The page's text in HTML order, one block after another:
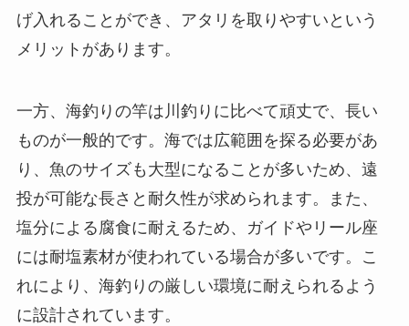
げ入れることができ、アタリを取りやすいという
メリットがあります。
一方、海釣りの竿は川釣りに比べて頑丈で、長い
ものが一般的です。海では広範囲を探る必要があ
り、魚のサイズも大型になることが多いため、遠
投が可能な長さと耐久性が求められます。また、
塩分による腐食に耐えるため、ガイドやリール座
には耐塩素材が使われている場合が多いです。こ
れにより、海釣りの厳しい環境に耐えられるよう
に設計されています。